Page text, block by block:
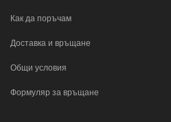
Как да поръчам
Доставка и връщане
Общи условия
Формуляр за връщане